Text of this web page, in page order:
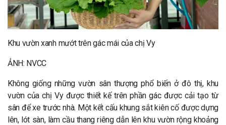
Khu vườn xanh mướt trên gác mái của chị Vy
ẢNH: NVCC
Không giống những vườn sân thượng phổ biến ở đô thị, khu
vườn của chị Vy được thiết kế trên phần gác được cải tạo từ
sân để xe trước nhà. Một kết cấu khung sắt kiên cố được dựng
lên, lót sàn, làm cầu thang riêng dẫn lên khu vườn rộng khoảng